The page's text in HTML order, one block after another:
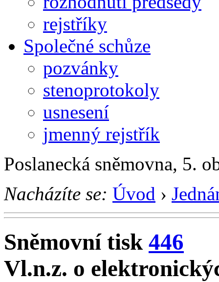
rejstříky
Společné schůze
pozvánky
stenoprotokoly
usnesení
jmenný rejstřík
Poslanecká sněmovna, 5.
Nacházíte se: Úvod ›
Sněmovní tisk 446
Vl.n.z. o